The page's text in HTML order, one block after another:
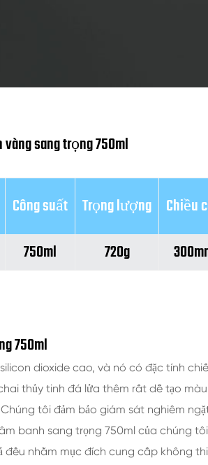
sang trọng 750ml
Công suất Trọng lượng Chiều
750ml 720g
750ml
dioxide cao, và nó có đặc tính
thủy tinh đá lửa thêm rất dễ tạo
tôi đảm bảo giám sát nghiêm
banh sang trọng 750ml của chúng
nhằm mục đích cung cấp không